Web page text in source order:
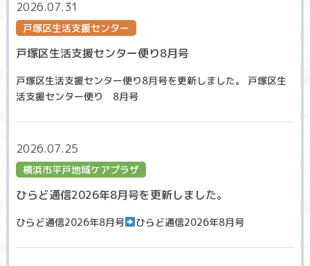
2026.07.31
戸塚区生活支援センター
戸塚区生活支援センター便り8月号
戸塚区生活支援センター便り8月号を更新しました。 戸塚区生
活支援センター便り 8月号
2026.07.25
横浜市平戸地域ケアプラザ
ひらど通信2026年8月号を更新しました。
ひらど通信2026年8月号 ひらど通信2026年8月号